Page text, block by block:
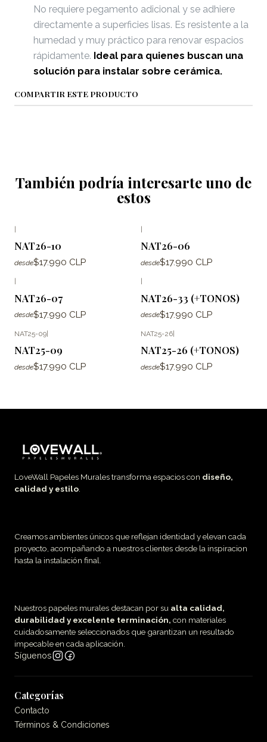
No requiere pegamento adicional y se adhiere
directamente a superficies lisas. Es resistente a la
humedad y muy práctico para renovar espacios
rápidamente. Ideal para quienes buscan una
solución para instalar sobre cerámica.
COMPARTIR ESTE PRODUCTO
También podría interesarte uno de
estos
NAT26-10
desde$17.990 CLP
NAT26-06
desde$17.990 CLP
NAT26-07
desde$17.990 CLP
NAT26-33 (+TONOS)
desde$17.990 CLP
NAT25-09|
NAT25-09
desde$17.990 CLP
NAT25-26|
NAT25-26 (+TONOS)
desde$17.990 CLP
LoveWall Papeles Murales transforma espacios con diseño,
calidad y estilo
Creamos ambientes únicos que reflejan identidad y elevan cada
proyecto, acompañando a nuestros clientes desde la inspiracion
hasta la instalación final.
Nuestros papeles murales destacan por su alta calidad,
durabilidad y excelente terminación, con materiales
cuidadosamente seleccionados que garantizan un resultado
impecable en cada aplicación.
Síguenos
Categorías
Contacto
Términos & Condiciones